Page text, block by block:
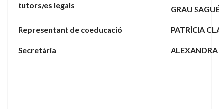
tutors/es legals
GRAU
Representant de coeducació PATRÍCIA
Secretària